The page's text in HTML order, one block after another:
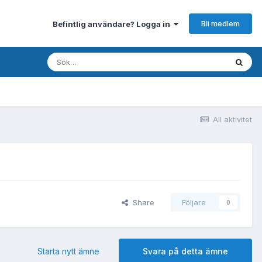
Befintlig användare? Logga in Bli medlem
All aktivitet
Share Följare 0
Svara på detta ämne
Starta nytt ämne